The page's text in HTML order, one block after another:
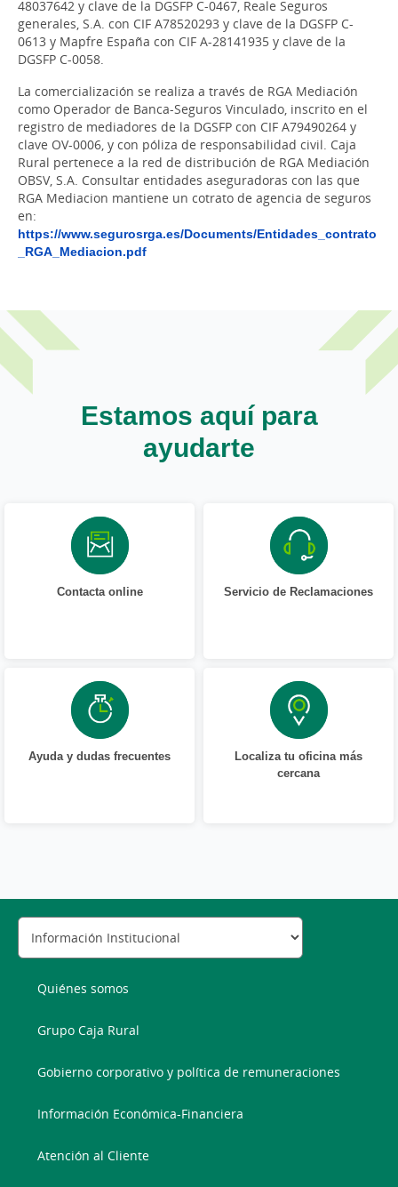
48037642 y clave de la DGSFP C-0467, Reale Seguros
generales, S.A. con CIF A78520293 y clave de la DGSFP C-
0613 y Mapfre España con CIF A-28141935 y clave de la
DGSFP C-0058.
La comercialización se realiza a través de RGA Mediación
como Operador de Banca-Seguros Vinculado, inscrito en el
registro de mediadores de la DGSFP con CIF A79490264 y
clave OV-0006, y con póliza de responsabilidad civil. Caja
Rural pertenece a la red de distribución de RGA Mediación
OBSV, S.A. Consultar entidades aseguradoras con las que
RGA Mediacion mantiene un cotrato de agencia de seguros
en:
https://www.segurosrga.es/Documents/Entidades_contrato
_RGA_Mediacion.pdf
Estamos aquí para
ayudarte
Contacta online Servicio de Reclamaciones
Ayuda y dudas frecuentes
Localiza tu oficina más
cercana
Quiénes somos
Grupo Caja Rural
Gobierno corporativo y política de remuneraciones
Información Económica-Financiera
Atención al Cliente